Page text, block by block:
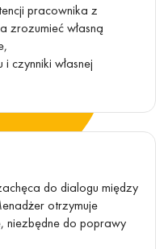
na doskonalenie
pracownika z
zrozumieć własną
czynniki własnej
do dialogu między
otrzymuje
niezbędne do poprawy